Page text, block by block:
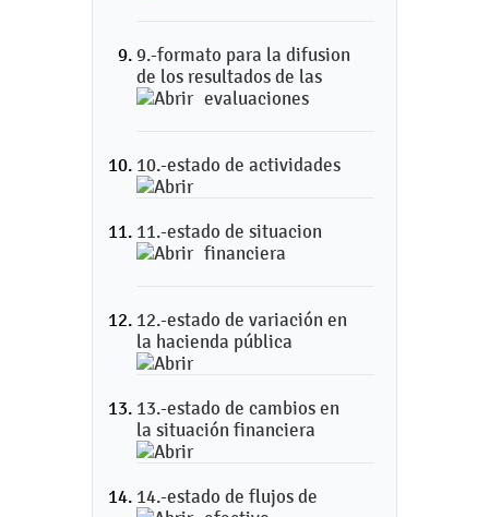
9.-formato para la difusion
de los resultados de las
evaluaciones
10.-estado de actividades
11.-estado de situacion
financiera
12.-estado de variación en
la hacienda pública
13.-estado de cambios en
la situación financiera
14.-estado de flujos de